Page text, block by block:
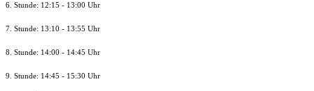
6. Stunde: 12:15 - 13:00 Uhr
7. Stunde: 13:10 - 13:55 Uhr
8. Stunde: 14:00 - 14:45 Uhr
9. Stunde: 14:45 - 15:30 Uhr